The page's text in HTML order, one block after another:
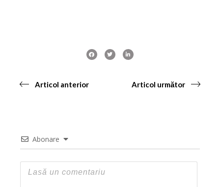
Articol anterior Articol următor
Abonare